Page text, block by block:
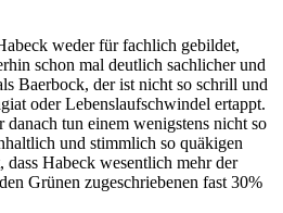
weder für fachlich gebildet,
schon mal deutlich sachlicher und
Baerbock, der ist nicht so schrill und
oder Lebenslaufschwindel ertappt.
danach tun einem wenigstens nicht so
und stimmlich so quäkigen
Habeck wesentlich mehr der
Grünen zugeschriebenen fast 30%